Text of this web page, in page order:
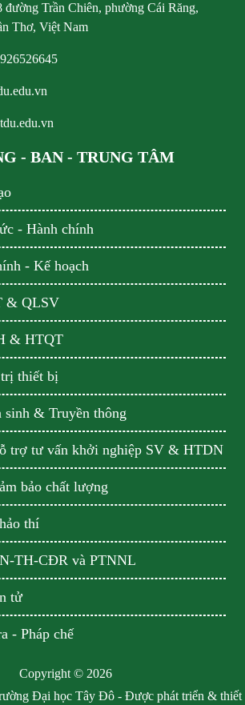
Trần Chiên, phường Cái Răng,
Thơ, Việt Nam
- BAN - TRUNG TÂM
- Hành chính
- Kế hoạch
& QLSV
& HTQT
trị thiết bị
sinh & Truyền thông
trợ tư vấn khởi nghiệp SV & HTDN
bảo chất lượng
thí
TH-CĐR và PTNNL
tử
- Pháp chế
Copyright © 2026
Đại học Tây Đô - Được phát triển & thiết